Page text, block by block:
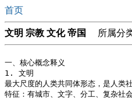
首页
文明 宗教 文化 帝国 所属分
一、核心概念释义
1. 文明
最大尺度的人类共同体形态，是人类
特征：有城市、文字、分工、复杂社